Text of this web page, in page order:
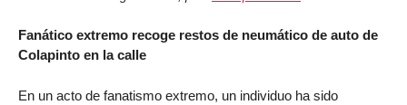
Fanático extremo recoge restos de neumático de auto de
Colapinto en la calle
En un acto de fanatismo extremo, un individuo ha sido